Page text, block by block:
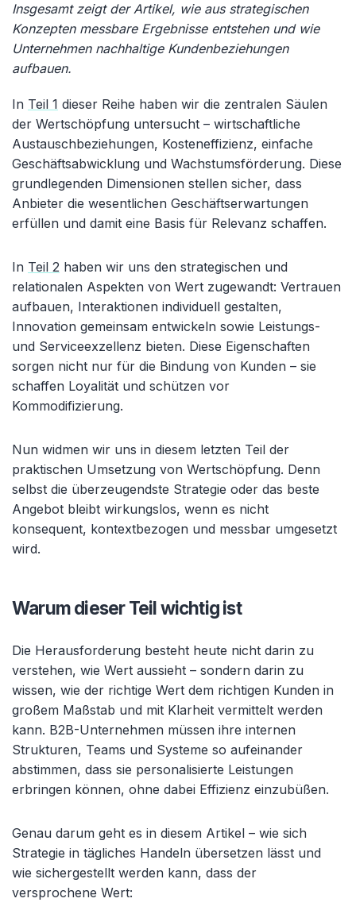
Insgesamt zeigt der Artikel, wie aus strategischen
Konzepten messbare Ergebnisse entstehen und wie
Unternehmen nachhaltige Kundenbeziehungen
aufbauen.
In Teil 1 dieser Reihe haben wir die zentralen Säulen
der Wertschöpfung untersucht – wirtschaftliche
Austauschbeziehungen, Kosteneffizienz, einfache
Geschäftsabwicklung und Wachstumsförderung. Diese
grundlegenden Dimensionen stellen sicher, dass
Anbieter die wesentlichen Geschäftserwartungen
erfüllen und damit eine Basis für Relevanz schaffen.
In Teil 2 haben wir uns den strategischen und
relationalen Aspekten von Wert zugewandt: Vertrauen
aufbauen, Interaktionen individuell gestalten,
Innovation gemeinsam entwickeln sowie Leistungs-
und Serviceexzellenz bieten. Diese Eigenschaften
sorgen nicht nur für die Bindung von Kunden – sie
schaffen Loyalität und schützen vor
Kommodifizierung.
Nun widmen wir uns in diesem letzten Teil der
praktischen Umsetzung von Wertschöpfung. Denn
selbst die überzeugendste Strategie oder das beste
Angebot bleibt wirkungslos, wenn es nicht
konsequent, kontextbezogen und messbar umgesetzt
wird.
Warum dieser Teil wichtig ist
Die Herausforderung besteht heute nicht darin zu
verstehen, wie Wert aussieht – sondern darin zu
wissen, wie der richtige Wert dem richtigen Kunden in
großem Maßstab und mit Klarheit vermittelt werden
kann. B2B-Unternehmen müssen ihre internen
Strukturen, Teams und Systeme so aufeinander
abstimmen, dass sie personalisierte Leistungen
erbringen können, ohne dabei Effizienz einzubüßen.
Genau darum geht es in diesem Artikel – wie sich
Strategie in tägliches Handeln übersetzen lässt und
wie sichergestellt werden kann, dass der
versprochene Wert: